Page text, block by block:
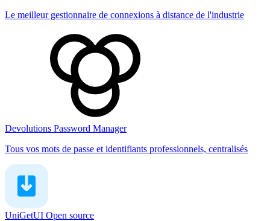
Le meilleur gestionnaire de connexions à distance de l'industrie
Devolutions Password Manager
Tous vos mots de passe et identifiants professionnels, centralisés
UniGetUI Open source